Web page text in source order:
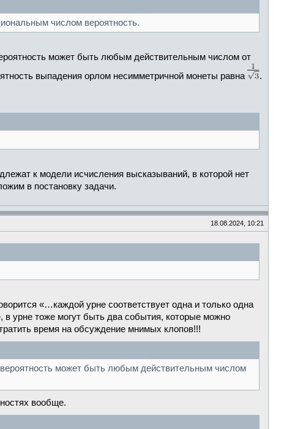
числом вероятность.
может быть любым действительным числом от
выпадения орлом несимметричной монеты равна
.
к модели исчисления высказываний, в которой нет
в постановку задачи.
18.08.2024, 10:21
«…каждой урне соответствует одна и только одна
в урне тоже могут быть два события, которые можно
время на обсуждение мнимых клопов!!!
может быть любым действительным числом
вообще.